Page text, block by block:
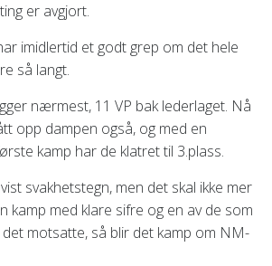
er avgjort.
imidlertid et godt grep om det hele
så langt.
nærmest, 11 VP bak lederlaget. Nå
opp dampen også, og med en
kamp har de klatret til 3.plass.
svakhetstegn, men det skal ikke mer
kamp med klare sifre og en av de som
motsatte, så blir det kamp om NM-